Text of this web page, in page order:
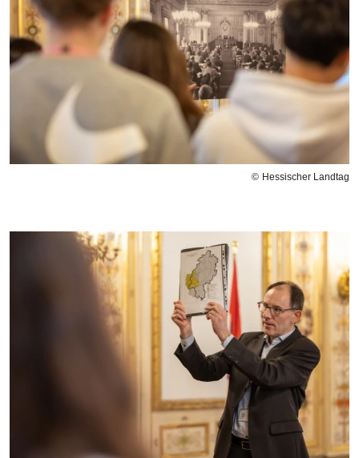
Hessischer Landtag